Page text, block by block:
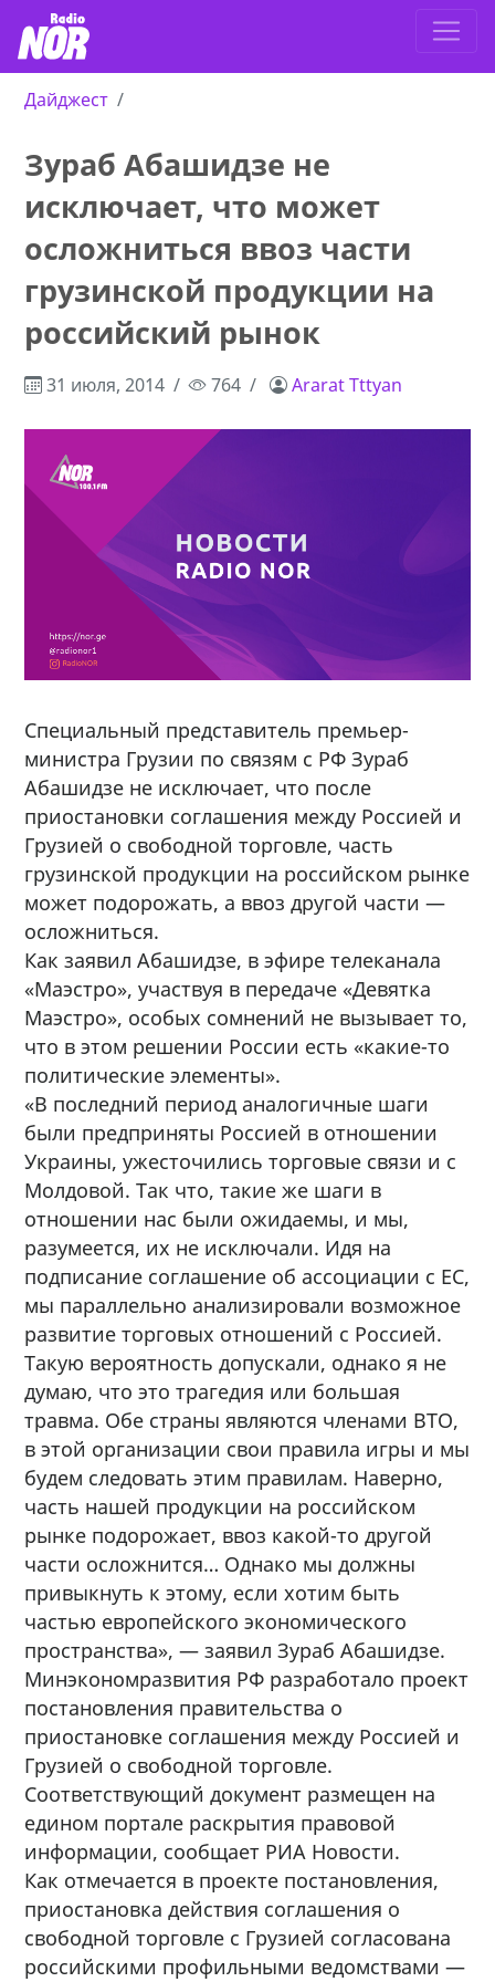
Дайджест
Зураб Абашидзе не
исключает, что может
осложниться ввоз части
грузинской продукции на
российский рынок
31 июля, 2014 764 Ararat Tttyan
Специальный представитель премьер-
министра Грузии по связям с РФ Зураб
Абашидзе не исключает, что после
приостановки соглашения между Россией и
Грузией о свободной торговле, часть
грузинской продукции на российском рынке
может подорожать, а ввоз другой части —
осложниться.
Как заявил Абашидзе, в эфире телеканала
«Маэстро», участвуя в передаче «Девятка
Маэстро», особых сомнений не вызывает то,
что в этом решении России есть «какие-то
политические элементы».
«В последний период аналогичные шаги
были предприняты Россией в отношении
Украины, ужесточились торговые связи и с
Молдовой. Так что, такие же шаги в
отношении нас были ожидаемы, и мы,
разумеется, их не исключали. Идя на
подписание соглашение об ассоциации с ЕС,
мы параллельно анализировали возможное
развитие торговых отношений с Россией.
Такую вероятность допускали, однако я не
думаю, что это трагедия или большая
травма. Обе страны являются членами ВТО,
в этой организации свои правила игры и мы
будем следовать этим правилам. Наверно,
часть нашей продукции на российском
рынке подорожает, ввоз какой-то другой
части осложнится… Однако мы должны
привыкнуть к этому, если хотим быть
частью европейского экономического
пространства», — заявил Зураб Абашидзе.
Минэкономразвития РФ разработало проект
постановления правительства о
приостановке соглашения между Россией и
Грузией о свободной торговле.
Соответствующий документ размещен на
едином портале раскрытия правовой
информации, сообщает РИА Новости.
Как отмечается в проекте постановления,
приостановка действия соглашения о
свободной торговле с Грузией согласована
российскими профильными ведомствами —